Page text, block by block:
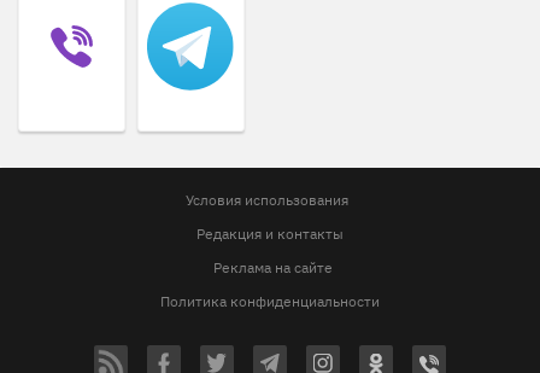
Условия использования
Редакция и контакты
Реклама на сайте
Политика конфиденциальности